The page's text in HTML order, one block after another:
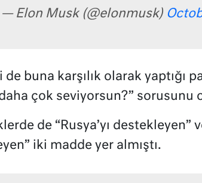
— Elon Musk (@elonmusk)
buna karşılık olarak yaptığı
çok seviyorsun?” sorusunu
de “Rusya’yı destekleyen”
iki madde yer almıştı.